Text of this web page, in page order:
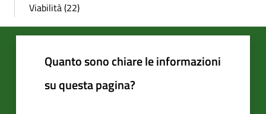
Viabilità (22)
Quanto sono chiare le informazioni
su questa pagina?